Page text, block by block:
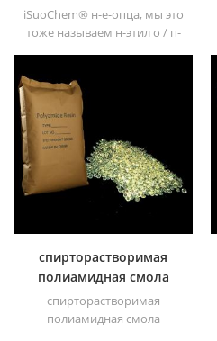
iSuoChem® н-е-опца, мы это
тоже называем н-этил о / п-
орто-пара-
толуолсульфонамид (н-е-о /
спирторастворимая
полиамидная смола
спирторастворимая
полиамидная смола